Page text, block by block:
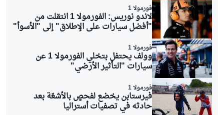
فورمولا 1
لاندو نوريس: الفورمولا 1 انتقلت من
"أفضل سيارات على الإطلاق" إلى "الأسوأ"
فورمولا 1
وولف يحتفل بتخلي الفورمولا 1 عن
سيارات "التأثير الأرضي"
فورمولا 1
فيرستابن يخضع لفحصٍ بالأشعّة بعد
حادثه في تصفيات أستراليا